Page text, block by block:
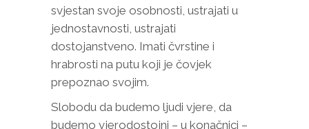
svjestan svoje osobnosti, ustrajati u
jednostavnosti, ustrajati
dostojanstveno. Imati čvrstine i
hrabrosti na putu koji je čovjek
prepoznao svojim.
Slobodu da budemo ljudi vjere, da
budemo vjerodostojni – u konačnici –